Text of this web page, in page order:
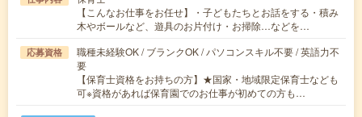
【こんなお仕事をお任せ】・子どもたちとお話をする・積み
木やボールなど、遊具のお片付け・お掃除…などを…
応募資格
職種未経験OK / ブランクOK / パソコンスキル不要 / 英語力不
要
【保育士資格をお持ちの方】★国家・地域限定保育士なども
可※資格があれば保育園でのお仕事が初めての方も…